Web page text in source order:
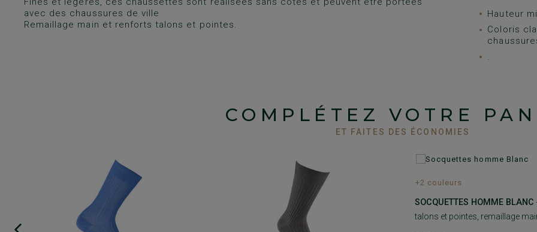
avec des chaussures de ville
Remaillage main et renforts talons et pointes.
Hauteur
Coloris
COMPLÉTEZ VOTRE
ET FAITES DES ÉCONOMIES
+2 couleurs
SOCQUETTES HOMME BLANC
talons et pointes, remaillage